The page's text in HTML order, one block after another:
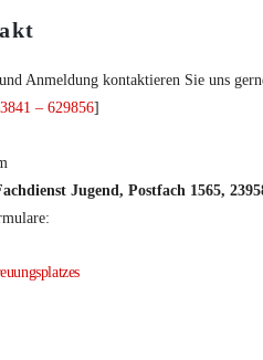
Anmeldung kontaktieren Sie uns
– 629856]
Jugend, Postfach 1565,